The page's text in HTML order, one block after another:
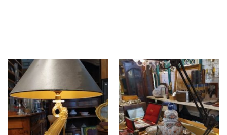
RUPTURE DE STOCK RUPTURE DE STOCK